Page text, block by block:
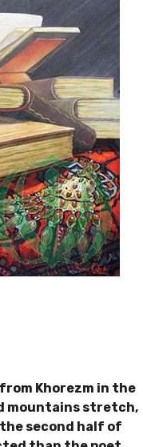
Khorezm in the
mountains stretch,
second half of